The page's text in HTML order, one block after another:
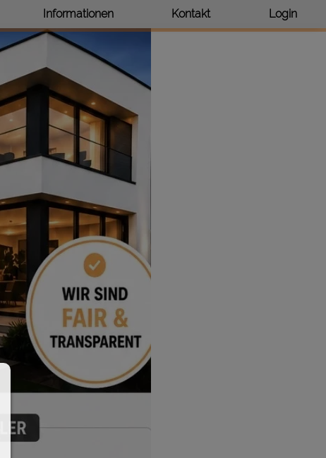
Informationen Kontakt Login
Um fortfahren zu können,müssen Sie eine Cookie-Auswahl